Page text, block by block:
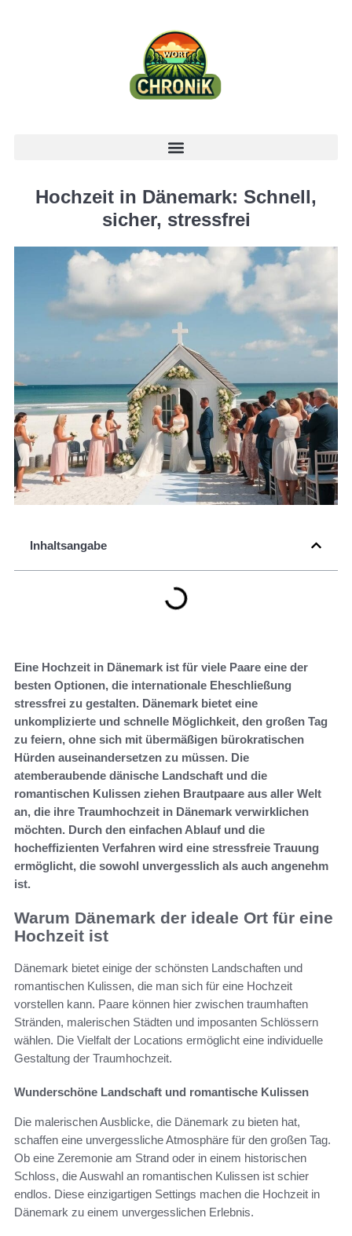
Hochzeit in Dänemark: Schnell,
sicher, stressfrei
Inhaltsangabe
Eine Hochzeit in Dänemark ist für viele Paare eine der
besten Optionen, die internationale Eheschließung
stressfrei zu gestalten. Dänemark bietet eine
unkomplizierte und schnelle Möglichkeit, den großen Tag
zu feiern, ohne sich mit übermäßigen bürokratischen
Hürden auseinandersetzen zu müssen. Die
atemberaubende dänische Landschaft und die
romantischen Kulissen ziehen Brautpaare aus aller Welt
an, die ihre Traumhochzeit in Dänemark verwirklichen
möchten. Durch den einfachen Ablauf und die
hocheffizienten Verfahren wird eine stressfreie Trauung
ermöglicht, die sowohl unvergesslich als auch angenehm
ist.
Warum Dänemark der ideale Ort für eine
Hochzeit ist
Dänemark bietet einige der schönsten Landschaften und
romantischen Kulissen, die man sich für eine Hochzeit
vorstellen kann. Paare können hier zwischen traumhaften
Stränden, malerischen Städten und imposanten Schlössern
wählen. Die Vielfalt der Locations ermöglicht eine individuelle
Gestaltung der Traumhochzeit.
Wunderschöne Landschaft und romantische Kulissen
Die malerischen Ausblicke, die Dänemark zu bieten hat,
schaffen eine unvergessliche Atmosphäre für den großen Tag.
Ob eine Zeremonie am Strand oder in einem historischen
Schloss, die Auswahl an romantischen Kulissen ist schier
endlos. Diese einzigartigen Settings machen die Hochzeit in
Dänemark zu einem unvergesslichen Erlebnis.